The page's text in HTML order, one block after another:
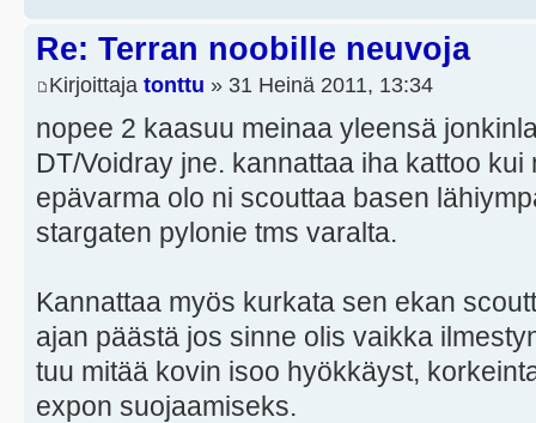
Re: Terran noobille neuvoja
Kirjoittaja tonttu » 31 Heinä 2011, 13:34
nopee 2 kaasuu meinaa yleensä
DT/Voidray jne. kannattaa iha kattoo
epävarma olo ni scouttaa basen
stargaten pylonie tms varalta.
Kannattaa myös kurkata sen ekan
ajan päästä jos sinne olis vaikka
tuu mitää kovin isoo hyökkäyst,
expon suojaamiseks.